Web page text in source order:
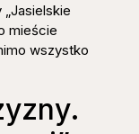
mieście
wszystko